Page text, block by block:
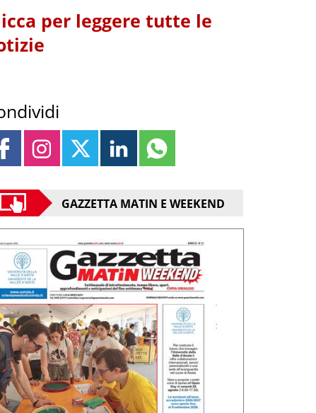
per leggere tutte le
GAZZETTA MATIN E WEEKEND